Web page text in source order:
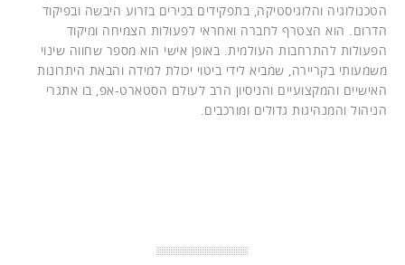
הטכנולוגיה והלוגיסטיקה, בתפקידים בכירים בזרוע היבשה ובפיקוד
הדרום. הוא הצטרף לחברה ואחראי לפעולות הצמיחה ומיקוד
הפעולות להתרחבות העולמית. באופן אישי הוא מספר שחווה שינוי
משמעותי בקריירה, שמביא לידי ביטוי יכולת למידה והבאת היתרונות
האישיים והמקצועיים והניסיון הרב לעולם הסטארט-אפ, בו אתגרי
הניהול והמנהיגות גדולים ומורכבים.